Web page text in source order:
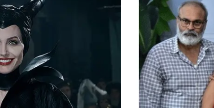
తీసుకెళ్లాడు. “ఈ దారిని ఒకసారి జాగ్రత్తగా చూడు” అని
దారిలో ఒక వైపు పచ్చని మొక్కలు, అందమైన పూలు
నేల మాత్రమే కనిపించింది. అప్పుడు ఆ వ్యక్తి ఇలా
తక్కువ. అందుకే పగిలిన కుండను ఎప్పుడూ ఆ వైపే మోస్తాను.
ఈ మొక్కలకు నీటిని అందిస్తోంది. అందుకే ఈ పూలు, మొక్కలు
నేను ఇంటికి తీసుకొచ్చే నీటిలో కొంత భాగం ఈ ప్రకృతికి
నాకు చాలా విలువైనది.” ఆ మాటలు విన్న బాలుడు ఎంతో